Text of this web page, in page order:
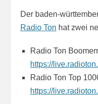
Der baden-
Radio Ton hat zwei
Radio Ton
https://
Radio Ton Top
https://